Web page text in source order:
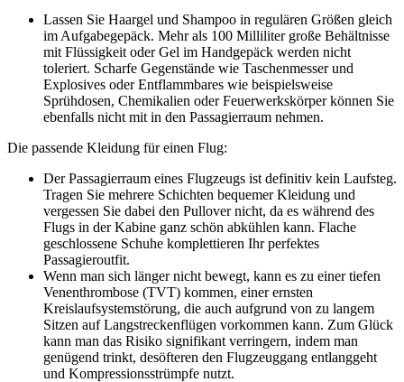
Lassen Sie Haargel und Shampoo in regulären Größen gleich
im Aufgabegepäck. Mehr als 100 Milliliter große Behältnisse
mit Flüssigkeit oder Gel im Handgepäck werden nicht
toleriert. Scharfe Gegenstände wie Taschenmesser und
Explosives oder Entflammbares wie beispielsweise
Sprühdosen, Chemikalien oder Feuerwerkskörper können Sie
ebenfalls nicht mit in den Passagierraum nehmen.
Die passende Kleidung für einen Flug:
Der Passagierraum eines Flugzeugs ist definitiv kein Laufsteg.
Tragen Sie mehrere Schichten bequemer Kleidung und
vergessen Sie dabei den Pullover nicht, da es während des
Flugs in der Kabine ganz schön abkühlen kann. Flache
geschlossene Schuhe komplettieren Ihr perfektes
Passagieroutfit.
Wenn man sich länger nicht bewegt, kann es zu einer tiefen
Venenthrombose (TVT) kommen, einer ernsten
Kreislaufsystemstörung, die auch aufgrund von zu langem
Sitzen auf Langstreckenflügen vorkommen kann. Zum Glück
kann man das Risiko signifikant verringern, indem man
genügend trinkt, desöfteren den Flugzeuggang entlanggeht
und Kompressionsstrümpfe nutzt.